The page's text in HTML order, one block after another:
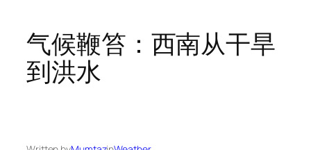
气候鞭笞：西南从干旱
到洪水